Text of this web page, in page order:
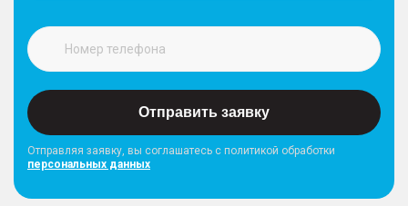
Отправить заявку
Отправляя заявку, вы соглашатесь с политикой обработки
персональных данных